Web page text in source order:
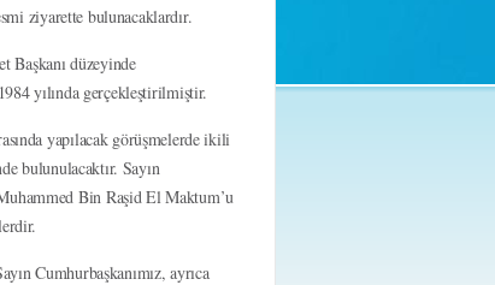
ziyarette bulunacaklardır.
Başkanı düzeyinde
yılında gerçekleştirilmiştir.
yapılacak görüşmelerde ikili
bulunulacaktır. Sayın
Bin Raşid El Maktum’u
Cumhurbaşkanımız, ayrıca